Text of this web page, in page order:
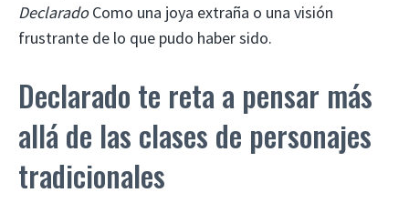
DeclaradoComo una joya extraña o una visión
frustrante de lo que pudo haber sido.
Declarado te reta a pensar más
allá de las clases de personajes
tradicionales